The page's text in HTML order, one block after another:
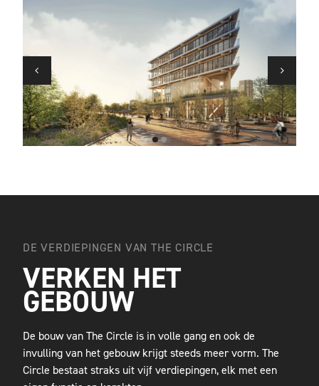
DE VERDIEPINGEN VAN THE CIRCLE
VERKEN HET
GEBOUW
De bouw van The Circle is in volle gang en ook de
invulling van het gebouw krijgt steeds meer vorm. The
Circle bestaat straks uit vijf verdiepingen, elk met een